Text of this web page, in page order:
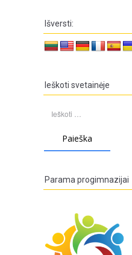
Išversti:
Ieškoti svetainėje
Parama progimnazijai